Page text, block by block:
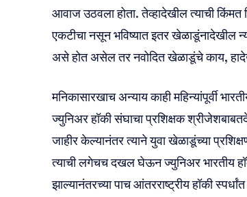
आवाज उठवला होता. तेव्हादेखील त्याची किंमत
एकटीचा नसून भविष्यात इतर खेळाडूंनादेखील
असे होत असेल तर नवोदित खेळाडूंचे काय,
मनिकासारखाच अन्याय काही महिन्यांपूर्वी
ज्युनिअर हॉकी संघाचा प्रशिक्षक
जाहीर केल्यानंतर त्याने युवा खेळाडूंच्या
त्याची लगेचच दखल घेऊन ज्युनिअर भारतीय
झाल्यानंतरच्या पाच आंतरराष्ट्रीय हॉकी